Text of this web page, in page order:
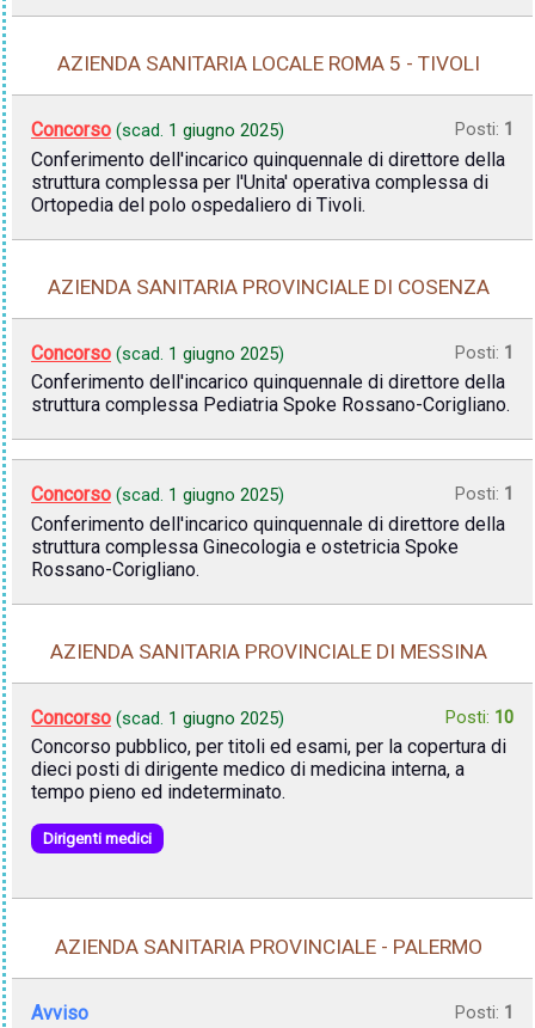
AZIENDA SANITARIA LOCALE ROMA 5 - TIVOLI
Concorso (scad. 1 giugno 2025) Posti: 1
Conferimento dell'incarico quinquennale di direttore della
struttura complessa per l'Unita' operativa complessa di
Ortopedia del polo ospedaliero di Tivoli.
AZIENDA SANITARIA PROVINCIALE DI COSENZA
Concorso (scad. 1 giugno 2025) Posti: 1
Conferimento dell'incarico quinquennale di direttore della
struttura complessa Pediatria Spoke Rossano-Corigliano.
Concorso (scad. 1 giugno 2025) Posti: 1
Conferimento dell'incarico quinquennale di direttore della
struttura complessa Ginecologia e ostetricia Spoke
Rossano-Corigliano.
AZIENDA SANITARIA PROVINCIALE DI MESSINA
Concorso (scad. 1 giugno 2025) Posti: 10
Concorso pubblico, per titoli ed esami, per la copertura di
dieci posti di dirigente medico di medicina interna, a
tempo pieno ed indeterminato.
Dirigenti medici
AZIENDA SANITARIA PROVINCIALE - PALERMO
Avviso Posti: 1